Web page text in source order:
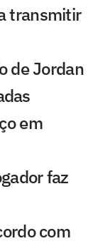
transmitir
de Jordan
em
faz
com